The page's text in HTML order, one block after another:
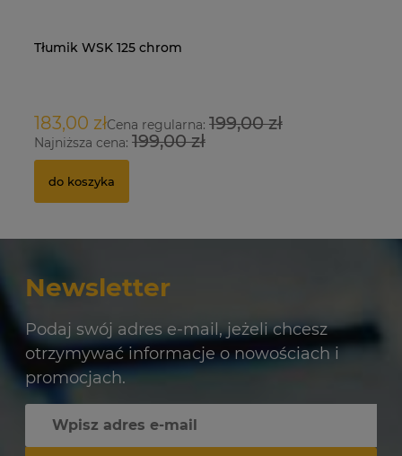
Tłumik WSK 125 chrom
183,00 złCena regularna: 199,00 zł
Najniższa cena: 199,00 zł
do koszyka
Newsletter
Podaj swój adres e-mail, jeżeli chcesz
otrzymywać informacje o nowościach i
promocjach.